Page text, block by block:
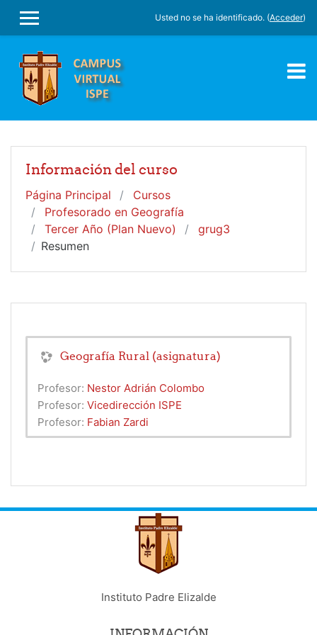
PANEL LATERAL
Usted no se ha identificado. (Acceder)
Información del curso
Página Principal
Cursos
Profesorado en Geografía
Tercer Año (Plan Nuevo)
grug3
Resumen
Geografía Rural (asignatura)
Profesor: Nestor Adrián Colombo
Profesor: Vicedirección ISPE
Profesor: Fabian Zardi
Instituto Padre Elizalde